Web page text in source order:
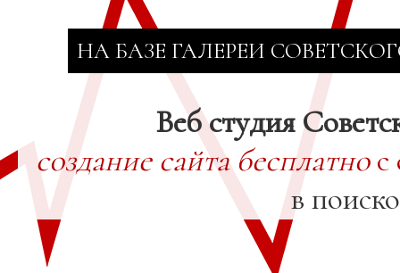
НА БАЗЕ ГАЛЕРЕИ
Веб студия
создание сайта бесплатнос
в